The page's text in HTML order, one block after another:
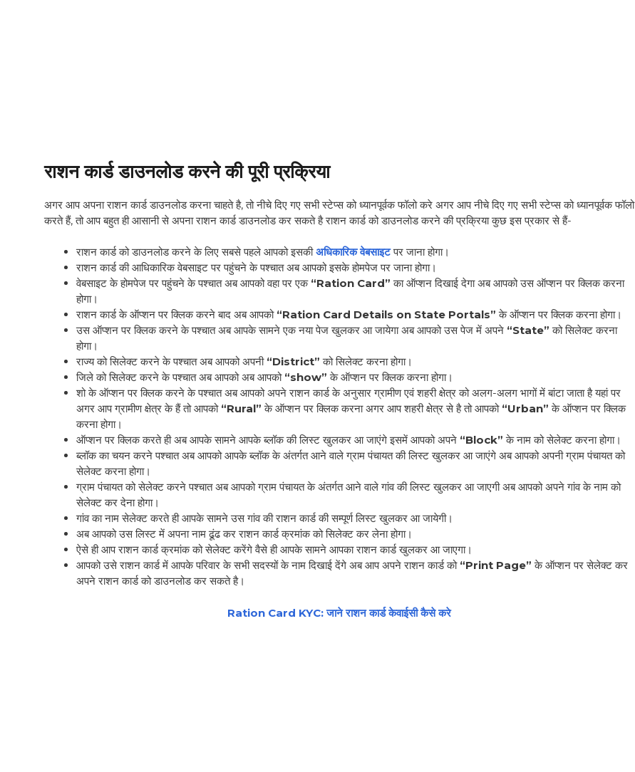
राशन कार्ड डाउनलोड करने की पूरी प्रक्रिया
अगर आप अपना राशन कार्ड डाउनलोड करना चाहते है, तो नीचे दिए गए सभी स्टेप्स को ध्यानपूर्वक फॉलो करे अगर आप नीचे दिए गए सभी स्टेप्स को ध्यानपूर्वक फॉलो
करते हैं, तो आप बहुत ही आसानी से अपना राशन कार्ड डाउनलोड कर सकते है राशन कार्ड को डाउनलोड करने की प्रक्रिया कुछ इस प्रकार से हैं-
राशन कार्ड को डाउनलोड करने के लिए सबसे पहले आपको इसकीअधिकारिक वेबसाइटपर जाना होगा।
राशन कार्ड की आधिकारिक वेबसाइट पर पहुंचने के पश्चात अब आपको इसके होमपेज पर जाना होगा।
वेबसाइट के होमपेज पर पहुंचने के पश्चात अब आपको वहा पर एक “Ration Card” का ऑप्शन दिखाई देगा अब आपको उस ऑप्शन पर क्लिक करना
होगा।
राशन कार्ड के ऑप्शन पर क्लिक करने बाद अब आपको “Ration Card Details on State Portals” के ऑप्शन पर क्लिक करना होगा।
उस ऑप्शन पर क्लिक करने के पश्चात अब आपके सामने एक नया पेज खुलकर आ जायेगा अब आपको उस पेज में अपने “State” को सिलेक्ट करना
होगा।
राज्य को सिलेक्ट करने के पश्चात अब आपको अपनी “District” को सिलेक्ट करना होगा।
जिले को सिलेक्ट करने के पश्चात अब आपको अब आपको “show”के ऑप्शन पर क्लिक करना होगा।
शो के ऑप्शन पर क्लिक करने के पश्चात अब आपको अपने राशन कार्ड के अनुसार ग्रामीण एवं शहरी क्षेत्र को अलग-अलग भागों में बांटा जाता है यहां पर
अगर आप ग्रामीण क्षेत्र के हैं तो आपको “Rural” के ऑप्शन पर क्लिक करना अगर आप शहरी क्षेत्र से है तो आपको “Urban” के ऑप्शन पर क्लिक
करना होगा।
ऑप्शन पर क्लिक करते ही अब आपके सामने आपके ब्लॉक की लिस्ट खुलकर आ जाएंगे इसमें आपको अपने “Block” के नाम को सेलेक्ट करना होगा।
ब्लॉक का चयन करने पश्चात अब आपको आपके ब्लॉक के अंतर्गत आने वाले ग्राम पंचायत की लिस्ट खुलकर आ जाएंगे अब आपको अपनी ग्राम पंचायत को
सेलेक्ट करना होगा।
ग्राम पंचायत को सेलेक्ट करने पश्चात अब आपको ग्राम पंचायत के अंतर्गत आने वाले गांव की लिस्ट खुलकर आ जाएगी अब आपको अपने गांव के नाम को
सेलेक्ट कर देना होगा।
गांव का नाम सेलेक्ट करते ही आपके सामने उस गांव की राशन कार्ड की सम्पूर्ण लिस्ट खुलकर आ जायेगी।
अब आपको उस लिस्ट में अपना नाम ढूंढ कर राशन कार्ड क्रमांक को सिलेक्ट कर लेना होगा।
ऐसे ही आप राशन कार्ड क्रमांक को सेलेक्ट करेंगे वैसे ही आपके सामने आपका राशन कार्ड खुलकर आ जाएगा।
आपको उसे राशन कार्ड में आपके परिवार के सभी सदस्यों के नाम दिखाई देंगे अब आप अपने राशन कार्ड को “Print Page” के ऑप्शन पर सेलेक्ट कर
अपने राशन कार्ड को डाउनलोड कर सकते है।
Ration Card KYC: जाने राशन कार्ड केवाईसी कैसे करे